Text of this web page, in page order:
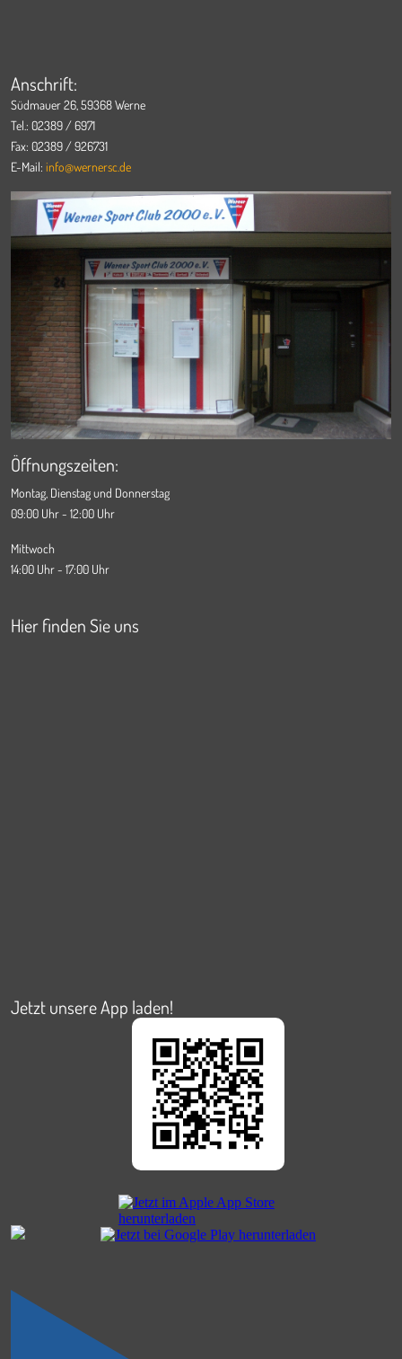
Anschrift:
Südmauer 26, 59368 Werne
Tel.: 02389 / 6971
Fax: 02389 / 926731
E-Mail: info@wernersc.de
Öffnungszeiten:
Montag, Dienstag und Donnerstag
09:00 Uhr - 12:00 Uhr
Mittwoch
14:00 Uhr - 17:00 Uhr
Hier finden Sie uns
Jetzt unsere App laden!